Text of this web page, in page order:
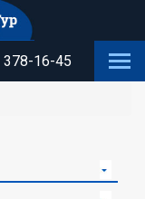
378-16-45